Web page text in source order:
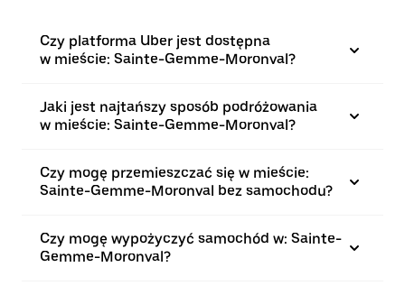
Czy platforma Uber jest dostępna
w mieście: Sainte-Gemme-Moronval?
Jaki jest najtańszy sposób podróżowania
w mieście: Sainte-Gemme-Moronval?
Czy mogę przemieszczać się w mieście:
Sainte-Gemme-Moronval bez samochodu?
Czy mogę wypożyczyć samochód w: Sainte-
Gemme-Moronval?